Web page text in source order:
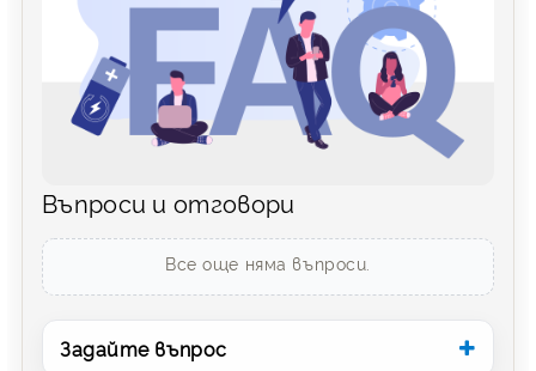
Въпроси и отговори
Все още няма въпроси.
Задайте въпрос